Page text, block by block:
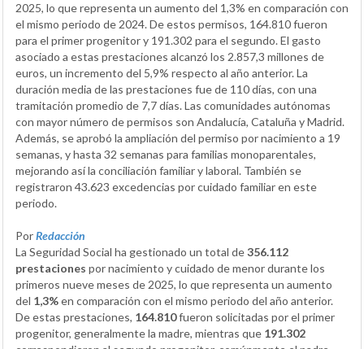
2025, lo que representa un aumento del 1,3% en comparación con
el mismo periodo de 2024. De estos permisos, 164.810 fueron
para el primer progenitor y 191.302 para el segundo. El gasto
asociado a estas prestaciones alcanzó los 2.857,3 millones de
euros, un incremento del 5,9% respecto al año anterior. La
duración media de las prestaciones fue de 110 días, con una
tramitación promedio de 7,7 días. Las comunidades autónomas
con mayor número de permisos son Andalucía, Cataluña y Madrid.
Además, se aprobó la ampliación del permiso por nacimiento a 19
semanas, y hasta 32 semanas para familias monoparentales,
mejorando así la conciliación familiar y laboral. También se
registraron 43.623 excedencias por cuidado familiar en este
periodo.
PorRedacción
La Seguridad Social ha gestionado un total de356.112
prestaciones por nacimiento y cuidado de menor durante los
primeros nueve meses de 2025, lo que representa un aumento
del 1,3%en comparación con el mismo periodo del año anterior.
De estas prestaciones, 164.810fueron solicitadas por el primer
progenitor, generalmente la madre, mientras que 191.302